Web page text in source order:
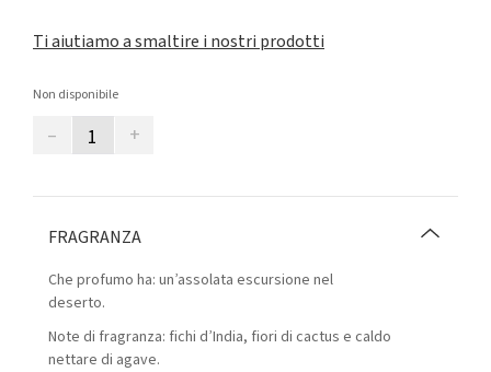
Ti aiutiamo a smaltire i nostri prodotti
Non disponibile
– +
FRAGRANZA
Che profumo ha: un’assolata escursione nel
deserto.
Note di fragranza: fichi d’India, fiori di cactus e caldo
nettare di agave.